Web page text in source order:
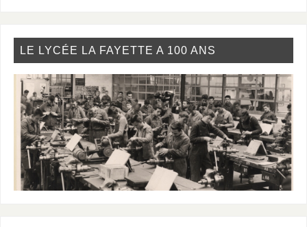
LE LYCÉE LA FAYETTE A 100 ANS